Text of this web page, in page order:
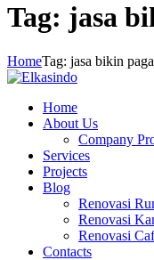
Tag: jasa
HomeTag: jasa bikin
Home
About Us
Company
Services
Projects
Blog
Renovasi
Renovasi
Renovasi
Contacts